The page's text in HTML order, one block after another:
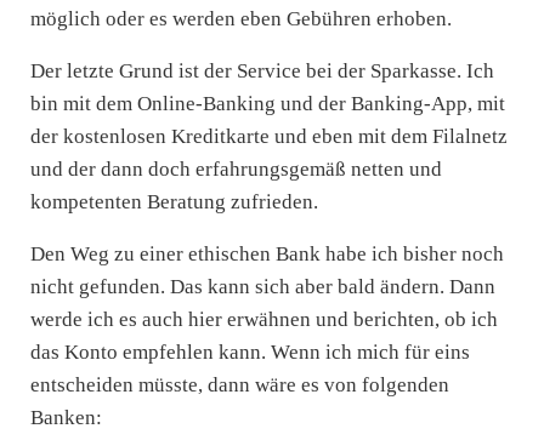
möglich oder es werden eben Gebühren erhoben.
Der letzte Grund ist der Service bei der Sparkasse. Ich
bin mit dem Online-Banking und der Banking-App, mit
der kostenlosen Kreditkarte und eben mit dem Filalnetz
und der dann doch erfahrungsgemäß netten und
kompetenten Beratung zufrieden.
Den Weg zu einer ethischen Bank habe ich bisher noch
nicht gefunden. Das kann sich aber bald ändern. Dann
werde ich es auch hier erwähnen und berichten, ob ich
das Konto empfehlen kann. Wenn ich mich für eins
entscheiden müsste, dann wäre es von folgenden
Banken: